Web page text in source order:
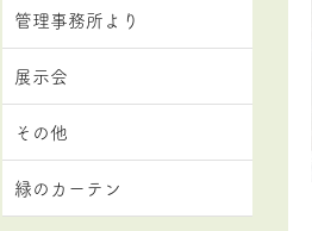
管理事務所より
展示会
その他
緑のカーテン